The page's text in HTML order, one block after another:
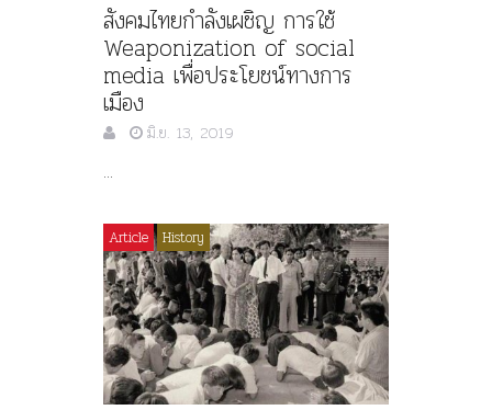
สังคมไทยกำลังเผชิญ การใช้
Weaponization of social
media เพื่อประโยชน์ทางการ
เมือง
มิ.ย. 13, 2019
...
Article History